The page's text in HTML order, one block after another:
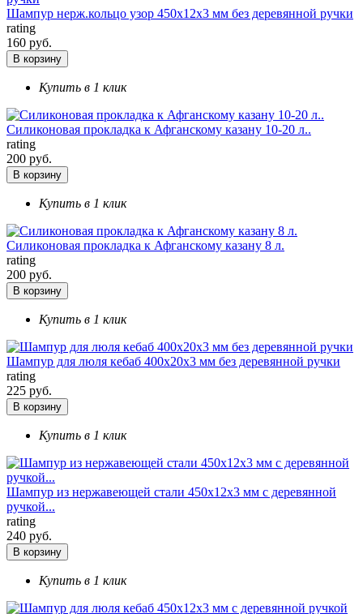
Шампур нерж.кольцо узор 450х12х3 мм без деревянной ручки
rating
160 руб.
В корзину
Купить в 1 клик
Силиконовая прокладка к Афганскому казану 10-20 л..
rating
200 руб.
В корзину
Купить в 1 клик
Силиконовая прокладка к Афганскому казану 8 л.
rating
200 руб.
В корзину
Купить в 1 клик
Шампур для люля кебаб 400х20х3 мм без деревянной ручки
rating
225 руб.
В корзину
Купить в 1 клик
Шампур из нержавеющей стали 450х12х3 мм с деревянной
ручкой...
rating
240 руб.
В корзину
Купить в 1 клик